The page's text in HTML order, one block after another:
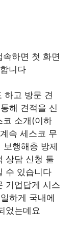
하면 첫 화면
니다
하고 방문 견
해 견적을 신
코 소개(이하
속 세스코 무
행해충 방제
상담 신청 둘
수 있습니다
기업답게 시스
하게 국내에
었는데요